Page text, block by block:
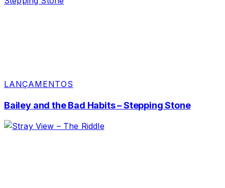
LANÇAMENTOS
Bailey and the Bad Habits – Stepping Stone